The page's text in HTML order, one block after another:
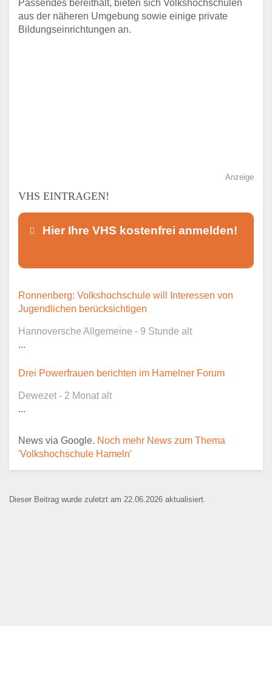
Passendes bereithält, bieten sich Volkshochschulen
aus der näheren Umgebung sowie einige private
Bildungseinrichtungen an.
Anzeige
VHS EINTRAGEN!
Hier Ihre VHS kostenfrei anmelden!
Dieser Teil dient lediglich zur
Kontaktaufnahme und ist nicht
E-Mail*
Ronnenberg: Volkshochschule will Interessen von
Jugendlichen berücksichtigen
Hannoversche Allgemeine - 9 Stunde alt
...
Drei Powerfrauen berichten im Hamelner Forum
Dewezet - 2 Monat alt
...
News via Google. Noch mehr News zum Thema
'Volkshochschule Hameln'
Dieser Beitrag wurde zuletzt am 22.06.2026 aktualisiert.